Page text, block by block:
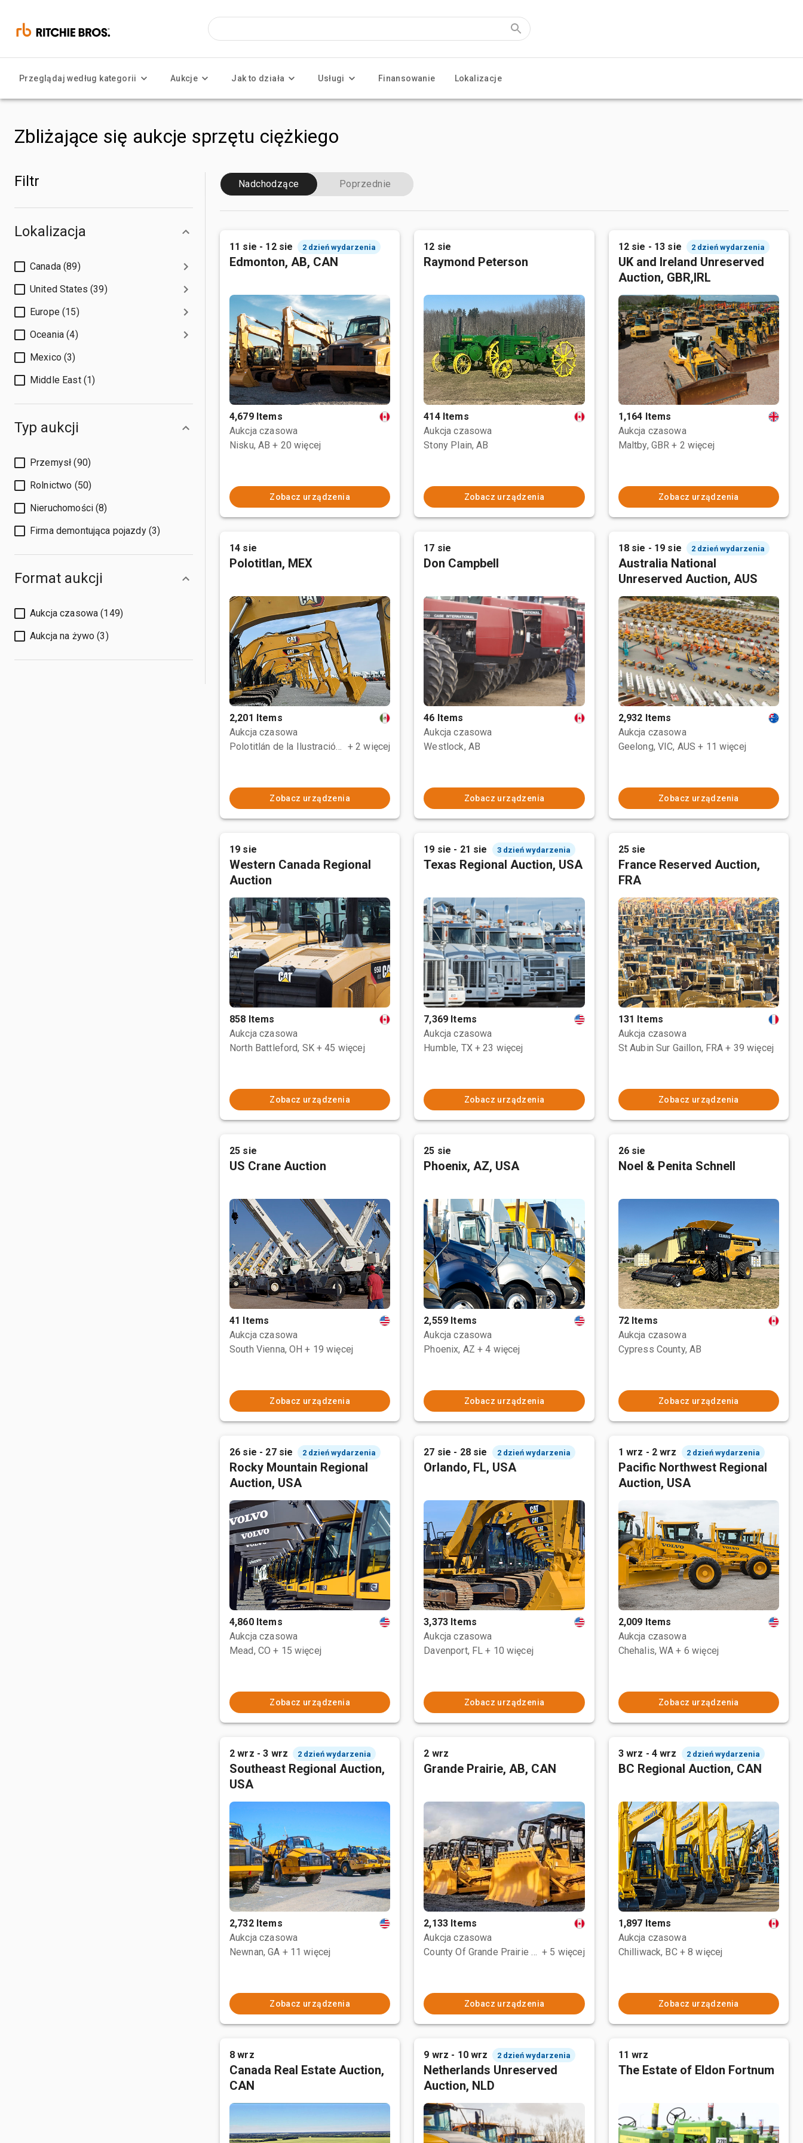
Przeglądaj według kategorii Aukcje Jak to działa Usługi Finansowanie Lokalizacje
Zbliżające się aukcje sprzętu ciężkiego
Filtr
Lokalizacja
Canada (89)
United States (39)
Europe (15)
Oceania (4)
Mexico (3)
Middle East (1)
Typ aukcji
Przemysł (90)
Rolnictwo (50)
Nieruchomości (8)
Firma demontująca pojazdy (3)
Format aukcji
Aukcja czasowa (149)
Aukcja na żywo (3)
Nadchodzące Poprzednie
11 sie - 12 sie 2 dzień wydarzenia
Edmonton, AB, CAN
4,679 Items
Aukcja czasowa
Nisku, AB + 20 więcej
Zobacz urządzenia
12 sie
Raymond Peterson
414 Items
Aukcja czasowa
Stony Plain, AB
Zobacz urządzenia
12 sie - 13 sie 2 dzień wydarzenia
UK and Ireland Unreserved
Auction, GBR,IRL
1,164 Items
Aukcja czasowa
Maltby, GBR + 2 więcej
Zobacz urządzenia
14 sie
Polotitlan, MEX
2,201 Items
Aukcja czasowa
Polotitlán de la Ilustración, MEX + 2 więcej
Zobacz urządzenia
17 sie
Don Campbell
46 Items
Aukcja czasowa
Westlock, AB
Zobacz urządzenia
18 sie - 19 sie 2 dzień wydarzenia
Australia National
Unreserved Auction, AUS
2,932 Items
Aukcja czasowa
Geelong, VIC, AUS + 11 więcej
Zobacz urządzenia
19 sie
Western Canada Regional
Auction
858 Items
Aukcja czasowa
North Battleford, SK + 45 więcej
Zobacz urządzenia
19 sie - 21 sie 3 dzień wydarzenia
Texas Regional Auction, USA
7,369 Items
Aukcja czasowa
Humble, TX + 23 więcej
Zobacz urządzenia
25 sie
France Reserved Auction,
FRA
131 Items
Aukcja czasowa
St Aubin Sur Gaillon, FRA + 39 więcej
Zobacz urządzenia
25 sie
US Crane Auction
41 Items
Aukcja czasowa
South Vienna, OH + 19 więcej
Zobacz urządzenia
25 sie
Phoenix, AZ, USA
2,559 Items
Aukcja czasowa
Phoenix, AZ + 4 więcej
Zobacz urządzenia
26 sie
Noel & Penita Schnell
72 Items
Aukcja czasowa
Cypress County, AB
Zobacz urządzenia
26 sie - 27 sie 2 dzień wydarzenia
Rocky Mountain Regional
Auction, USA
4,860 Items
Aukcja czasowa
Mead, CO + 15 więcej
Zobacz urządzenia
27 sie - 28 sie 2 dzień wydarzenia
Orlando, FL, USA
3,373 Items
Aukcja czasowa
Davenport, FL + 10 więcej
Zobacz urządzenia
1 wrz - 2 wrz 2 dzień wydarzenia
Pacific Northwest Regional
Auction, USA
2,009 Items
Aukcja czasowa
Chehalis, WA + 6 więcej
Zobacz urządzenia
2 wrz - 3 wrz 2 dzień wydarzenia
Southeast Regional Auction,
USA
2,732 Items
Aukcja czasowa
Newnan, GA + 11 więcej
Zobacz urządzenia
2 wrz
Grande Prairie, AB, CAN
2,133 Items
Aukcja czasowa
County Of Grande Prairie No. 1, AB + 5 więcej
Zobacz urządzenia
3 wrz - 4 wrz 2 dzień wydarzenia
BC Regional Auction, CAN
1,897 Items
Aukcja czasowa
Chilliwack, BC + 8 więcej
Zobacz urządzenia
8 wrz
Canada Real Estate Auction,
CAN
9 wrz - 10 wrz 2 dzień wydarzenia
Netherlands Unreserved
Auction, NLD
11 wrz
The Estate of Eldon Fortnum